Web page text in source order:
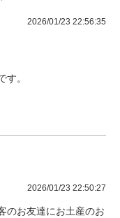
2026/01/23 22:56:35
。
2026/01/23 22:50:27
のお友達にお土産のお